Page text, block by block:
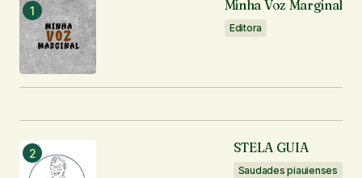
Minha Voz Marginal
Editora
STELA GUIA
Saudades piauienses